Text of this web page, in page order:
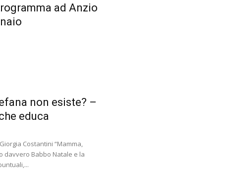
ad Anzio
non esiste? –
educa
Costantini “Mamma,
davvero Babbo Natale e la